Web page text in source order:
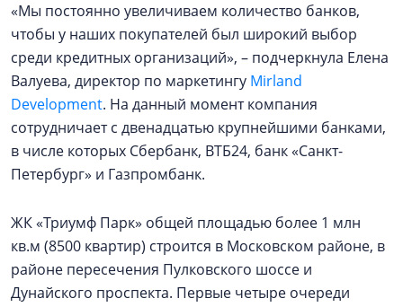
«Мы постоянно увеличиваем количество банков,
чтобы у наших покупателей был широкий выбор
среди кредитных организаций», – подчеркнула Елена
Валуева, директор по маркетингу Mirland
Development. На данный момент компания
сотрудничает с двенадцатью крупнейшими банками,
в числе которых Сбербанк, ВТБ24, банк «Санкт-
Петербург» и Газпромбанк.
ЖК «Триумф Парк» общей площадью более 1 млн
кв.м (8500 квартир) строится в Московском районе, в
районе пересечения Пулковского шоссе и
Дунайского проспекта. Первые четыре очереди